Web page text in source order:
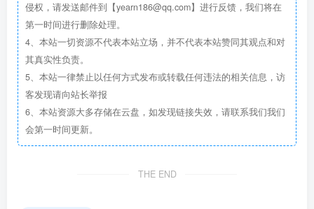
侵权，请发送邮件到【yearn186@qq.com】进行反馈，我们将在
第一时间进行删除处理。
4、本站一切资源不代表本站立场，并不代表本站赞同其观点和对
其真实性负责。
5、本站一律禁止以任何方式发布或转载任何违法的相关信息，访
客发现请向站长举报
6、本站资源大多存储在云盘，如发现链接失效，请联系我们我们
会第一时间更新。
THE END